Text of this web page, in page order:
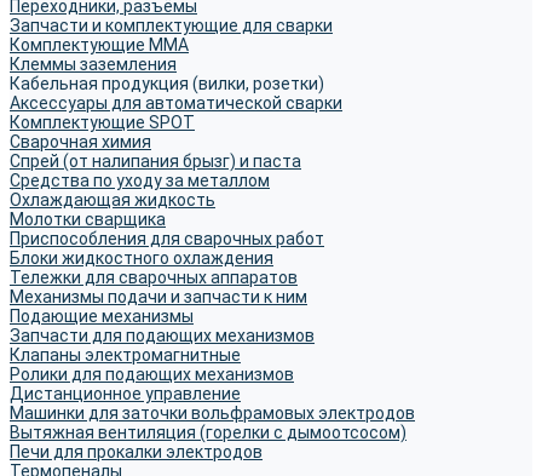
Переходники, разъёмы
Запчасти и комплектующие для сварки
Комплектующие ММА
Клеммы заземления
Кабельная продукция (вилки, розетки)
Аксессуары для автоматической сварки
Комплектующие SPOT
Сварочная химия
Спрей (от налипания брызг) и паста
Средства по уходу за металлом
Охлаждающая жидкость
Молотки сварщика
Приспособления для сварочных работ
Блоки жидкостного охлаждения
Тележки для сварочных аппаратов
Механизмы подачи и запчасти к ним
Подающие механизмы
Запчасти для подающих механизмов
Клапаны электромагнитные
Ролики для подающих механизмов
Дистанционное управление
Машинки для заточки вольфрамовых электродов
Вытяжная вентиляция (горелки с дымоотсосом)
Печи для прокалки электродов
Термопеналы